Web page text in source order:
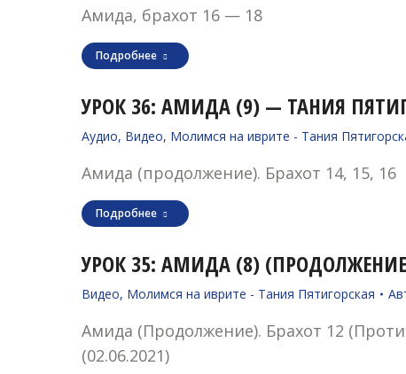
Амида, брахот 16 — 18
Подробнее
УРОК 36: АМИДА (9) — ТАНИЯ
Аудио, Видео, Молимся на иврите - Тания
Амида (продолжение). Брахот 14, 15, 16
Подробнее
УРОК 35: АМИДА (8)
Видео, Молимся на иврите - Тания Пятигорская
Амида (Продолжение). Брахот 12
(02.06.2021)